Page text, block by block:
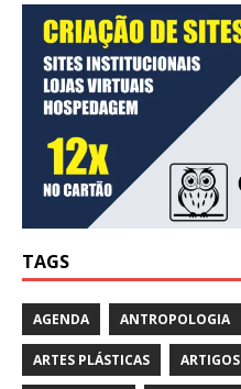
TAGS
AGENDA ANTROPOLOGIA
ARTES PLÁSTICAS ARTIGOS